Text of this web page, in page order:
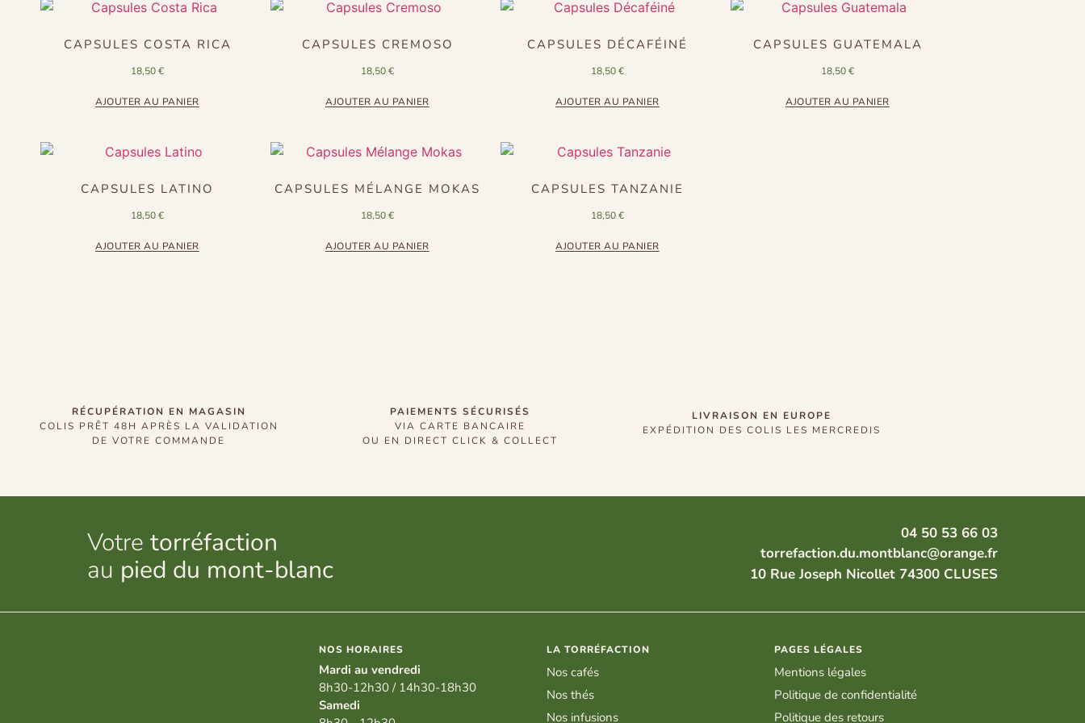
CAPSULES COSTA RICA
18,50€
AJOUTER AU PANIER
CAPSULES CREMOSO
18,50€
AJOUTER AU PANIER
CAPSULES DÉCAFÉINÉ
18,50€
AJOUTER AU PANIER
CAPSULES GUATEMALA
18,50€
AJOUTER AU PANIER
CAPSULES LATINO
18,50€
AJOUTER AU PANIER
CAPSULES MÉLANGE MOKAS
18,50€
AJOUTER AU PANIER
CAPSULES TANZANIE
18,50€
AJOUTER AU PANIER
RÉCUPÉRATION EN MAGASIN
COLIS PRÊT 48H APRÈS LA VALIDATION
DE VOTRE COMMANDE
PAIEMENTS SÉCURISÉS
VIA CARTE BANCAIRE
OU EN DIRECT CLICK & COLLECT
LIVRAISON EN EUROPE
EXPÉDITION DES COLIS LES MERCREDIS
Votre torréfaction
au pied du mont-blanc
04 50 53 66 03
torrefaction.du.montblanc@orange.fr
10 Rue Joseph Nicollet 74300 CLUSES
NOS HORAIRES
Mardi au vendredi
8h30-12h30 / 14h30-18h30
Samedi
LA TORRÉFACTION
Nos cafés
Nos thés
Nos infusions
PAGES LÉGALES
Mentions légales
Politique de confidentialité
Politique des retours